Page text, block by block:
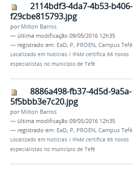
2114bdf3-4da7-4b53-b406-
f29cbe815793.jpg
por Milton Barros
— última modificação 09/05/2016 12h35
— registrado em: EaD, P, PROEN, Campus Tefé
Localizado em Notícias / IFAM certifica 66 novos
especialistas no município de Tefé
8886a498-fb37-4d5d-9a5a-
5f5bbb3e7c20.jpg
por Milton Barros
— última modificação 09/05/2016 12h35
— registrado em: EaD, P, PROEN, Campus Tefé
Localizado em Notícias / IFAM certifica 66 novos
especialistas no município de Tefé